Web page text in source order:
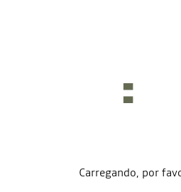
Carregando, por